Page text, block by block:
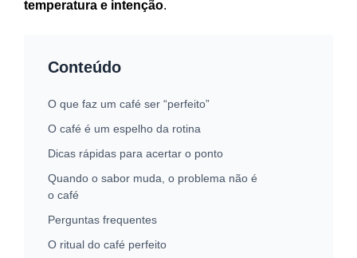
temperatura e intenção.
Conteúdo
O que faz um café ser “perfeito”
O café é um espelho da rotina
Dicas rápidas para acertar o ponto
Quando o sabor muda, o problema não é
o café
Perguntas frequentes
O ritual do café perfeito